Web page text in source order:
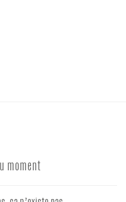
moment